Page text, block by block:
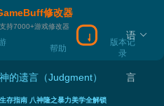
修改器
支持7000+游戏修改器
帮助
版本记
录
下载Gamebuff
语
言
的遗言（Judgment）
存指南 八神隆之暴力美学全解锁